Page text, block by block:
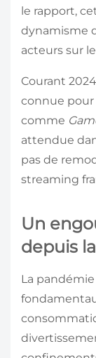
le rapport,
dynamisme
acteurs sur
Courant
connue pour
comme
attendue
pas de
streaming
Un
depuis
La